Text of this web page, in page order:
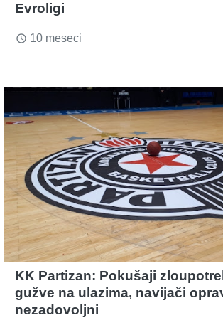
Evroligi
access_time 10 meseci
KK Partizan: Pokušaji
gužve na ulazima, navijači
nezadovoljni